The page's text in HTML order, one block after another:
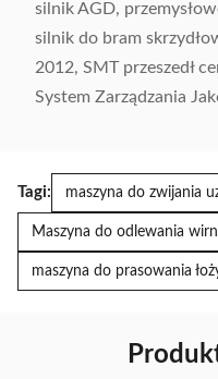
silnik AGD,
silnik do bram
2012, SMT przeszedł
System Zarządzania
Tagi: maszyna do zwijania
Maszyna do odlewania
maszyna do prasowania